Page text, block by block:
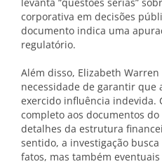
corporativa em decisões
documento indica uma
regulatório.
Além disso, Elizabeth
necessidade de garantir que
exercido influência indevida.
completo aos documentos
detalhes da estrutura
sentido, a investigação
fatos, mas também